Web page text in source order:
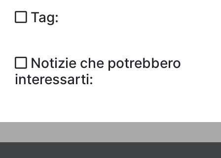
Tag:
Notizie che potrebbero
interessarti: